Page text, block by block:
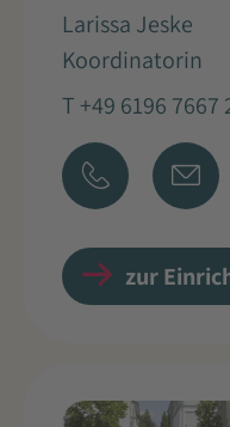
Larissa Jeske
Koordinatorin
T +49 6196 7667
zur